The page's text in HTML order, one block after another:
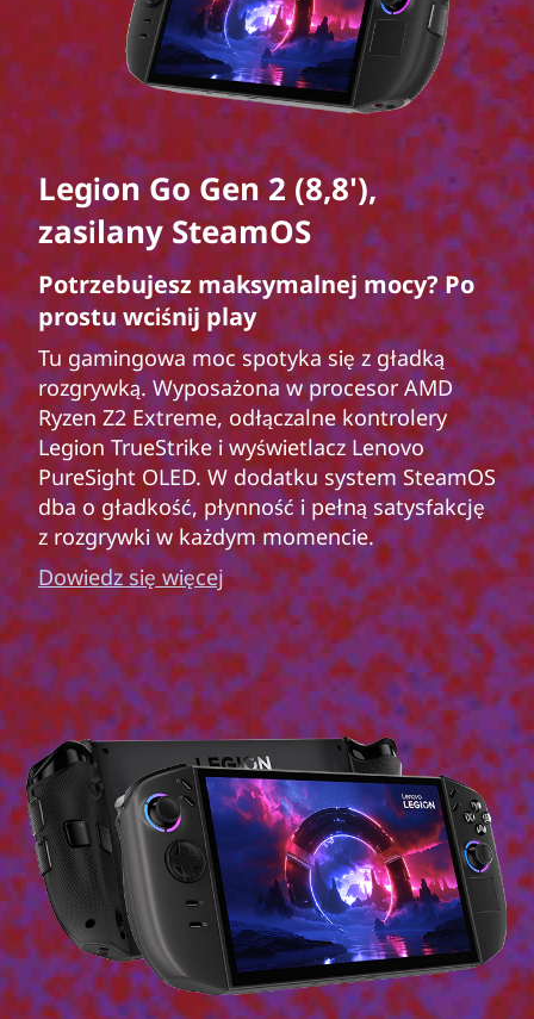
Legion Go Gen 2 (8,8'),
zasilany SteamOS
Potrzebujesz maksymalnej mocy? Po
prostu wciśnij play
Tu gamingowa moc spotyka się z gładką
rozgrywką. Wyposażona w procesor AMD
Ryzen Z2 Extreme, odłączalne kontrolery
Legion TrueStrike i wyświetlacz Lenovo
PureSight OLED. W dodatku system SteamOS
dba o gładkość, płynność i pełną satysfakcję
z rozgrywki w każdym momencie.
Dowiedz się więcej